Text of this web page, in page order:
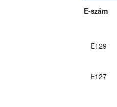
E-szám
E129
E127